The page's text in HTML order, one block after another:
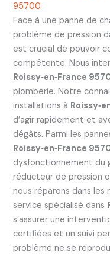
95700
Face à une panne de
problème de pression
est crucial de pouvoir
compétente. Nous
Roissy‑en‑France
plomberie. Notre
installations à
d’agir rapidement et
dégâts. Parmi les
Roissy‑en‑France
dysfonctionnement du
réducteur de pression
nous réparons dans les
service spécialisé dans
s’assurer une
certifiées et un suivi
problème ne se